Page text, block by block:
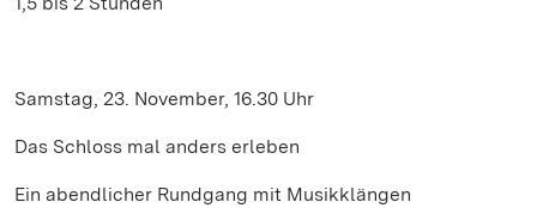
Samstag, 23. November, 16.30 Uhr
Das Schloss mal anders erleben
Ein abendlicher Rundgang mit Musikklängen